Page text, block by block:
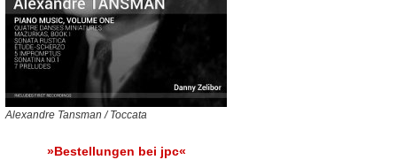
Alexandre Tansman / Toccata
»Bestellungen bei jpc«